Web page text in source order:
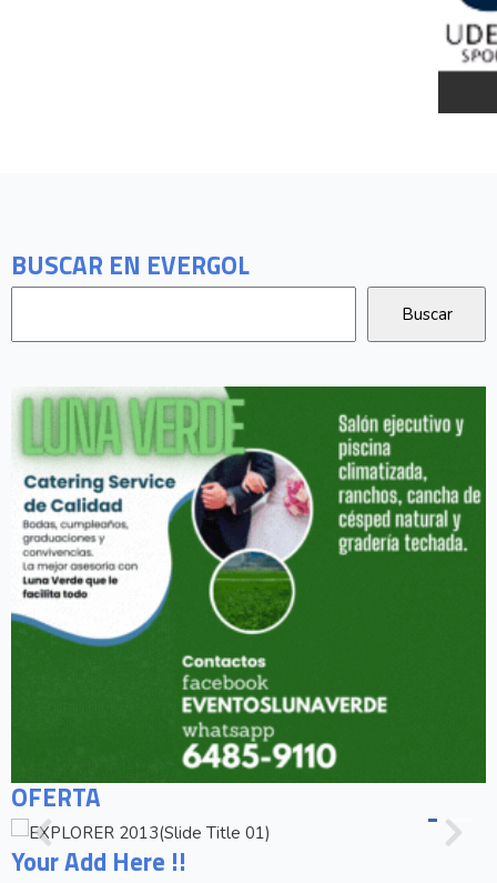
BUSCAR EN EVERGOL
OFERTA
Your Add Here !!